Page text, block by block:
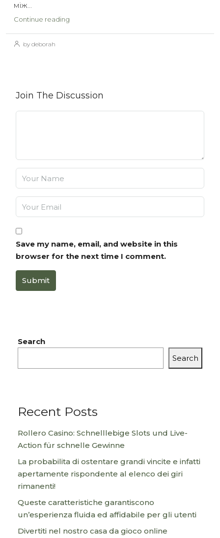
між...
Continue reading
by deborah
Join The Discussion
Save my name, email, and website in this
browser for the next time I comment.
Submit
Search
Search
Recent Posts
Rollero Casino: Schnelllebige Slots und Live-
Action für schnelle Gewinne
La probabilita di ostentare grandi vincite e infatti
apertamente rispondente al elenco dei giri
rimanenti!
Queste caratteristiche garantiscono
un’esperienza fluida ed affidabile per gli utenti
Divertiti nel nostro casa da gioco online